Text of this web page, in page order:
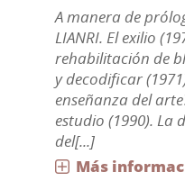
A manera de
LIANRI. El exilio
rehabilitación de
y decodificar
enseñanza del
estudio (1990). La
del[...]
Más